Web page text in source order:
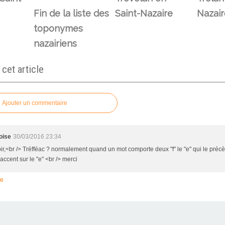
Fin de la liste des
toponymes
nazairiens
Saint-Nazaire
cet article
Ajouter un commentaire
30/03/2016 23:34
/> Tréfféac ? normalement quand un mot comporte deux "f" le "e" qui le
sur le "e" <br /> merci